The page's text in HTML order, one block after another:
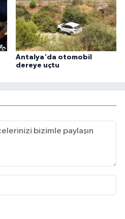
Antalya'da otomobil
dereye uçtu